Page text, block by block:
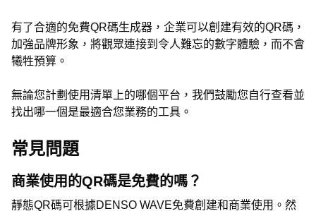
有了合適的免費QR碼生成器，企業可以創建有效的QR碼，
加強品牌形象，將觀眾連接到令人難忘的數字體驗，而不會
犧牲預算。
無論您計劃使用清單上的哪個平台，我們鼓勵您自行查看並
找出哪一個是最適合您業務的工具。
常見問題
商業使用的QR碼是免費的嗎？
靜態QR碼可根據DENSO WAVE免費創建和商業使用。然